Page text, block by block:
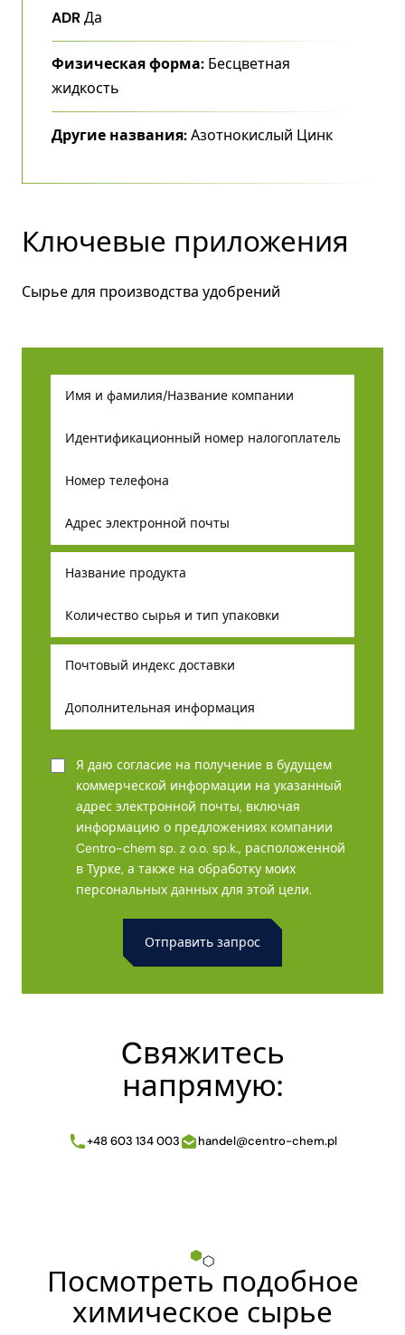
ADRДа
Физическая форма: Бесцветная
жидкость
Другие названия:Азотнокислый Цинк
Ключевые приложения
Сырье для производства удобрений
Я даю согласие на получение в будущем
коммерческой информации на указанный
адрес электронной почты, включая
информацию о предложениях компании
Centro-chem sp. z o.o. sp.k., расположенной
в Турке, а также на обработку моих
персональных данных для этой цели.
Cвяжитесь
напрямую:
+48 603 134 003 handel@centro-chem.pl
Посмотреть подобное
химическое сырье